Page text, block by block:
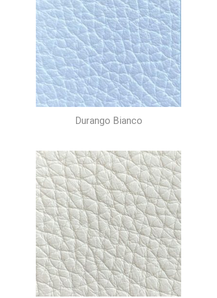
Durango Bianco